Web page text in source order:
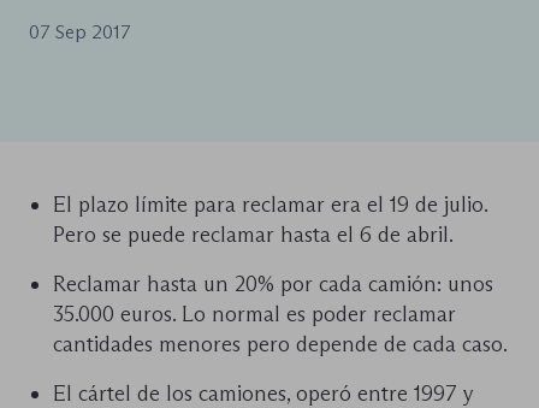
07 Sep 2017
El plazo límite para reclamar era el 19 de julio.
Pero se puede reclamar hasta el 6 de abril.
Reclamar hasta un 20% por cada camión: unos
35.000 euros. Lo normal es poder reclamar
cantidades menores pero depende de cada caso.
El cártel de los camiones, operó entre 1997 y